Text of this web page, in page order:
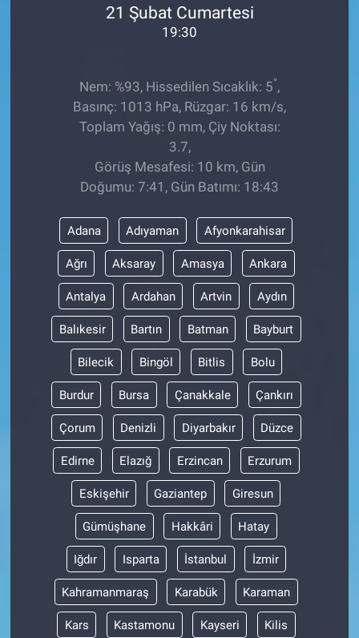
21 Şubat Cumartesi
19:30
Nem: %93, Hissedilen Sıcaklık: 5°,
Basınç: 1013 hPa, Rüzgar: 16 km/s,
Toplam Yağış: 0 mm, Çiy Noktası:
3.7,
Görüş Mesafesi: 10 km, Gün
Doğumu: 7:41, Gün Batımı: 18:43
Adana Adıyaman Afyonkarahisar
Ağrı Aksaray Amasya Ankara
Antalya Ardahan Artvin Aydın
Balıkesir Bartın Batman Bayburt
Bilecik Bingöl Bitlis Bolu
Burdur Bursa Çanakkale Çankırı
Çorum Denizli Diyarbakır Düzce
Edirne Elazığ Erzincan Erzurum
Eskişehir Gaziantep Giresun
Gümüşhane Hakkâri Hatay
Iğdır Isparta İstanbul İzmir
Kahramanmaraş Karabük Karaman
Kars Kastamonu Kayseri Kilis